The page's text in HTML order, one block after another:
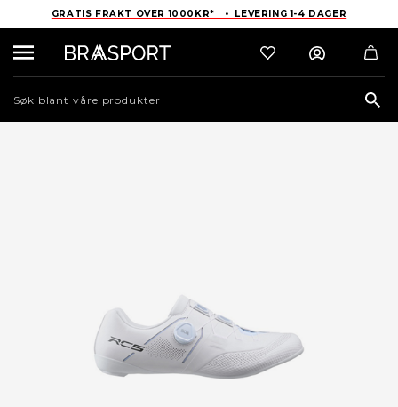
GRATIS FRAKT OVER 1000KR* • LEVERING 1-4 DAGER